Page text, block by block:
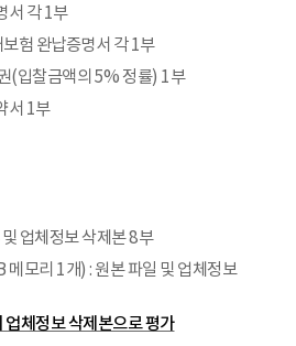
서 각 1부
험 완납증명서 각 1부
(입찰금액의 5% 정률) 1부
서 1부
업체정보 삭제본 8부
메모리 1개) : 원본 파일 및 업체정보
체정보 삭제본으로 평가